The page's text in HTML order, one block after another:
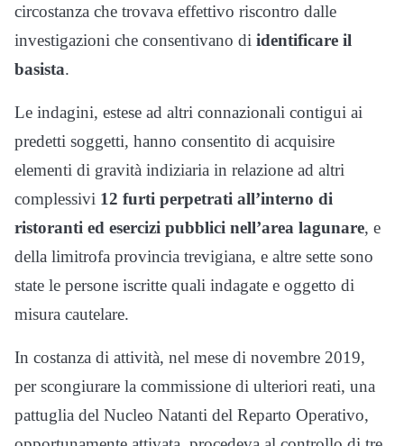
circostanza che trovava effettivo riscontro dalle
investigazioni che consentivano di identificare il
basista.
Le indagini, estese ad altri connazionali contigui ai
predetti soggetti, hanno consentito di acquisire
elementi di gravità indiziaria in relazione ad altri
complessivi 12 furti perpetrati all’interno di
ristoranti ed esercizi pubblici nell’area lagunare, e
della limitrofa provincia trevigiana, e altre sette sono
state le persone iscritte quali indagate e oggetto di
misura cautelare.
In costanza di attività, nel mese di novembre 2019,
per scongiurare la commissione di ulteriori reati, una
pattuglia del Nucleo Natanti del Reparto Operativo,